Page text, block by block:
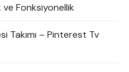
Fonksiyonellik
Takımı – Pinterest Tv